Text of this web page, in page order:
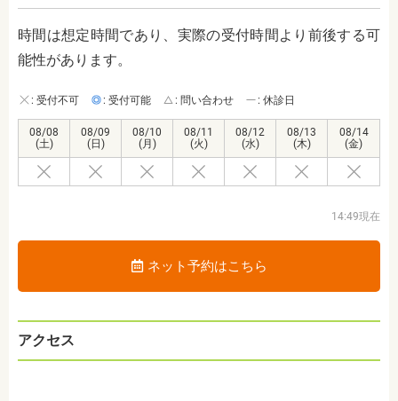
時間は想定時間であり、実際の受付時間より前後する可
能性があります。
: 受付不可 : 受付可能 : 問い合わせ : 休診日
08/08
(土)
08/09
(日)
08/10
(月)
08/11
(火)
08/12
(水)
08/13
(木)
08/14
(金)
14:49現在
ネット予約はこちら
アクセス